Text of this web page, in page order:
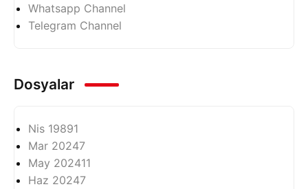
Whatsapp Channel
Telegram Channel
Dosyalar
Nis 19891
Mar 20247
May 202411
Haz 20247